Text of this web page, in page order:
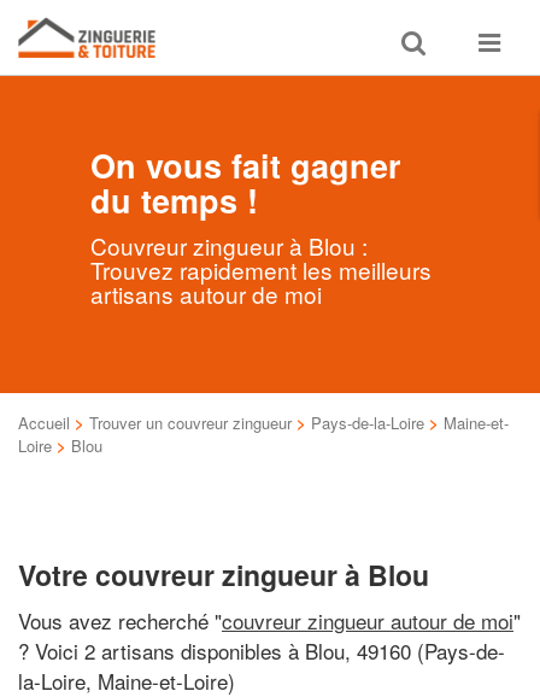
Toggle
search
Toggle
On vous fait gagner
du temps !
Couvreur zingueur à Blou :
Trouvez rapidement les meilleurs
artisans autour de moi
Accueil > Trouver un couvreur zingueur > Pays-de-la-Loire > Maine-et-
Loire > Blou
Votre couvreur zingueur à Blou
Vous avez recherché "couvreur zingueur autour de moi"
? Voici 2 artisans disponibles à Blou, 49160 (Pays-de-
la-Loire, Maine-et-Loire)